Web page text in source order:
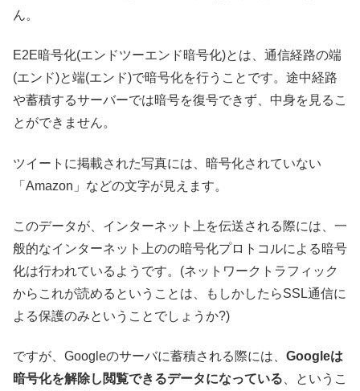
ん。
E2E暗号化(エンドツーエンド暗号化)とは、通信経路の端
(エンド)と端(エンド)で暗号化を行うことです。途中経路
や蓄積するサーバーでは暗号を復号できず、中身を見るこ
とができません。
ツイートに掲載された写真には、暗号化されていない
「Amazon」などの文字が見えます。
このデータが、インターネット上を伝送される際には、一
般的なインターネット上のの暗号化プロトコルによる暗号
化は行われているようです。(ネットワークトラフィック
からこれが読めるということは、もしかしたらSSL通信に
よる保護のみということでしょうか?)
ですが、Googleのサーバに蓄積される際には、 Googleは
暗号化を解除し閲覧できるデータになっている、というこ